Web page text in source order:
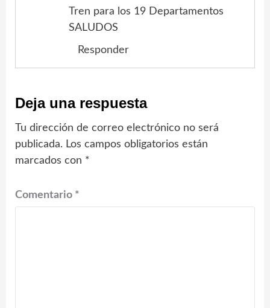
Tren para los 19 Departamentos
SALUDOS
Responder
Deja una respuesta
Tu dirección de correo electrónico no será
publicada. Los campos obligatorios están
marcados con *
Comentario *